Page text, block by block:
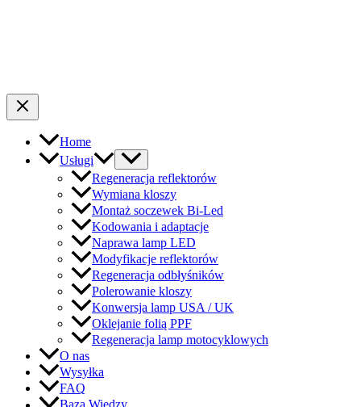
Home
Usługi
Regeneracja reflektorów
Wymiana kloszy
Montaż soczewek Bi-Led
Kodowania i adaptacje
Naprawa lamp LED
Modyfikacje reflektorów
Regeneracja odbłyśników
Polerowanie kloszy
Konwersja lamp USA / UK
Oklejanie folią PPF
Regeneracja lamp motocyklowych
O nas
Wysyłka
FAQ